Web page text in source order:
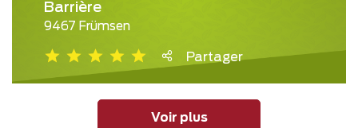
Barrière
9467 Frümsen
Partager
Voir plus